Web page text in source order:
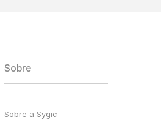
Sobre
Sobre a Sygic